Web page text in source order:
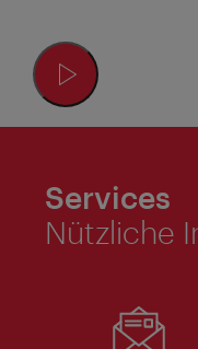
Services
Nützliche